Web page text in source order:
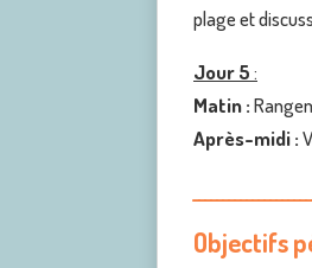
plage et
Jour 5:
Matin :
Après-midi :
Objectifs